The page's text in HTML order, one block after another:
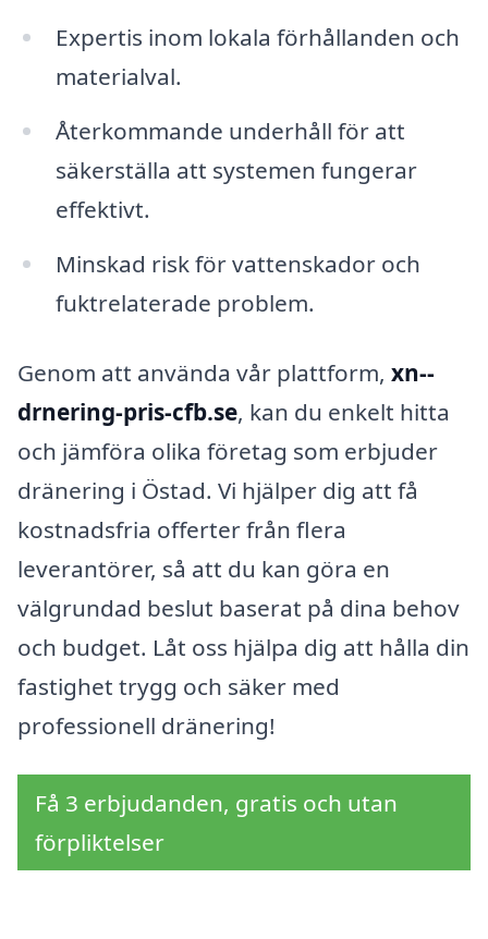
Expertis inom lokala förhållanden och
materialval.
Återkommande underhåll för att
säkerställa att systemen fungerar
effektivt.
Minskad risk för vattenskador och
fuktrelaterade problem.
Genom att använda vår plattform, xn--
drnering-pris-cfb.se, kan du enkelt hitta
och jämföra olika företag som erbjuder
dränering i Östad. Vi hjälper dig att få
kostnadsfria offerter från flera
leverantörer, så att du kan göra en
välgrundad beslut baserat på dina behov
och budget. Låt oss hjälpa dig att hålla din
fastighet trygg och säker med
professionell dränering!
Få 3 erbjudanden, gratis och utan
förpliktelser